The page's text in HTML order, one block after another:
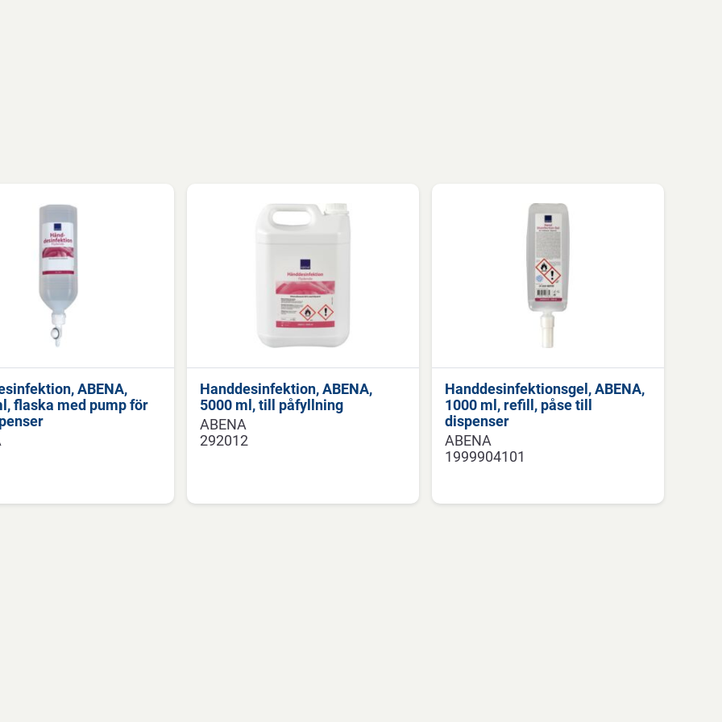
ABENA,
flaska med pump för
Handdesinfektion, ABENA,
5000 ml, till påfyllning
ABENA
292012
Handdesinfektionsgel, ABENA,
1000 ml, refill, påse till
dispenser
ABENA
1999904101